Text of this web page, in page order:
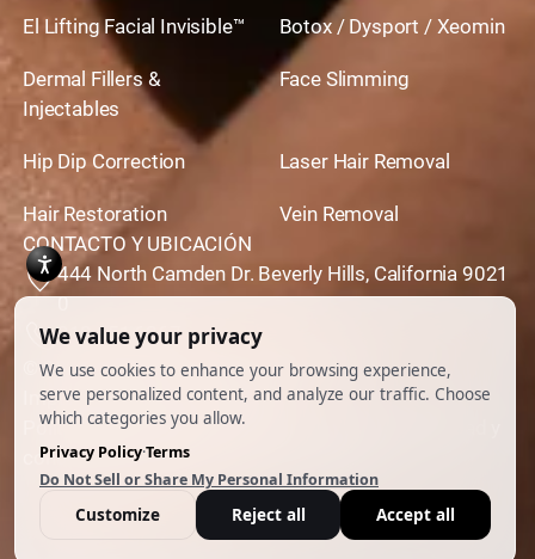
El Lifting Facial Invisible™ Botox / Dysport / Xeomin
Dermal Fillers &
Injectables
Face Slimming
Hip Dip Correction Laser Hair Removal
Hair Restoration
Vein Removal
CONTACTO Y UBICACIÓN
444 North Camden Dr. Beverly Hills, California 9021
0
310,651,6267
© 2026 Todos los derechos reservados.
Impulsado porAnkord Media
Política de privacidad|Descargo de responsabilidad y
condiciones de uso